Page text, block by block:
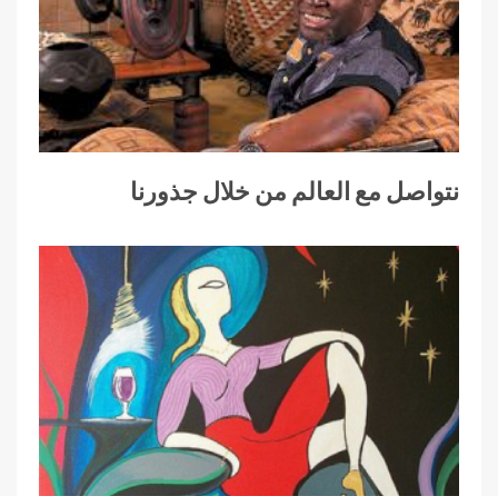
نتواصل مع العالم من خلال جذورنا